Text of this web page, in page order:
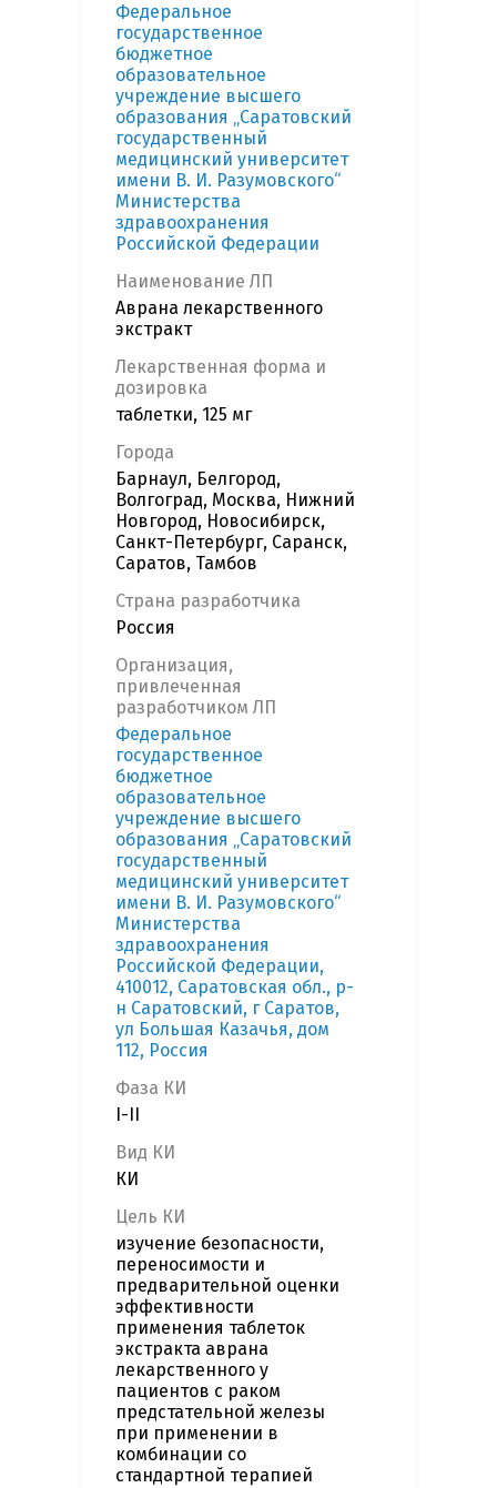
Федеральное
государственное
бюджетное
образовательное
учреждение высшего
образования „Саратовский
государственный
медицинский университет
имени В. И. Разумовского“
Министерства
здравоохранения
Российской Федерации
Наименование ЛП
Аврана лекарственного
экстракт
Лекарственная форма и
дозировка
таблетки, 125 мг
Города
Барнаул, Белгород,
Волгоград, Москва, Нижний
Новгород, Новосибирск,
Санкт-Петербург, Саранск,
Саратов, Тамбов
Страна разработчика
Россия
Организация,
привлеченная
разработчиком ЛП
Федеральное
государственное
бюджетное
образовательное
учреждение высшего
образования „Саратовский
государственный
медицинский университет
имени В. И. Разумовского“
Министерства
здравоохранения
Российской Федерации,
410012, Саратовская обл., р-
н Саратовский, г Саратов,
ул Большая Казачья, дом
112, Россия
Фаза КИ
I-II
Вид КИ
КИ
Цель КИ
изучение безопасности,
переносимости и
предварительной оценки
эффективности
применения таблеток
экстракта аврана
лекарственного у
пациентов с раком
предстательной железы
при применении в
комбинации со
стандартной терапией